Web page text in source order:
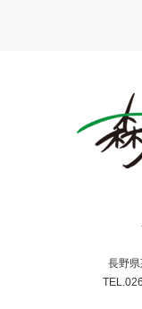
長野